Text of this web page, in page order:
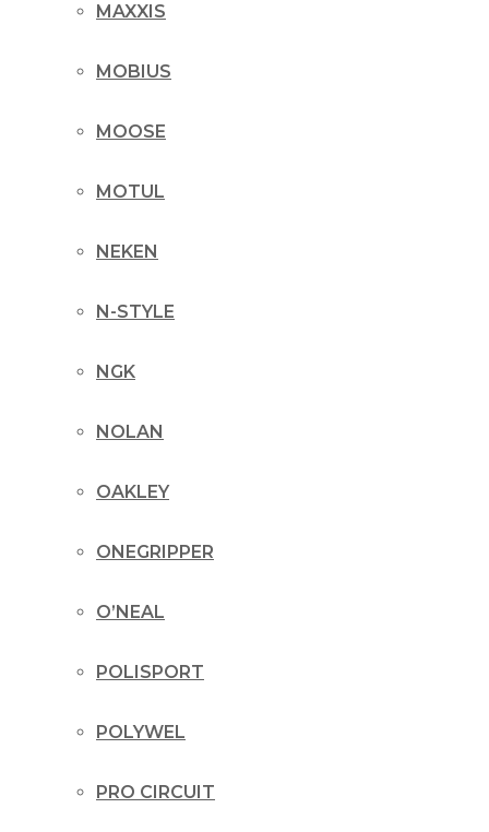
MAXXIS
MOBIUS
MOOSE
MOTUL
NEKEN
N-STYLE
NGK
NOLAN
OAKLEY
ONEGRIPPER
O’NEAL
POLISPORT
POLYWEL
PRO CIRCUIT